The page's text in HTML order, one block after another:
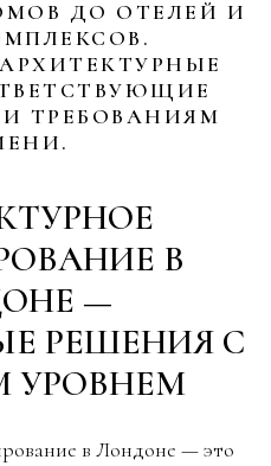
ДО ОТЕЛЕЙ И
ТРЕБОВАНИЯМ
В
—
РЕШЕНИЯ С
УРОВНЕМ
в Лондоне — это